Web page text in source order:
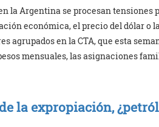
la Argentina se procesan tensiones
económica, el precio del dólar o
agrupados en la CTA, que esta
mensuales, las asignaciones
la expropiación,